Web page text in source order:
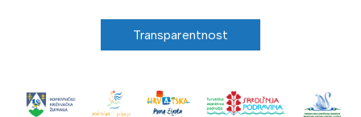
Transparentnost